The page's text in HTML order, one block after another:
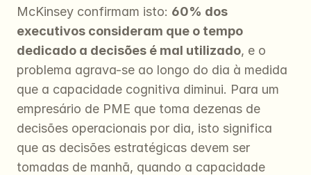
McKinsey confirmam isto: 60% dos
executivos consideram que o tempo
dedicado a decisões é mal utilizado, e o
problema agrava-se ao longo do dia à medida
que a capacidade cognitiva diminui. Para um
empresário de PME que toma dezenas de
decisões operacionais por dia, isto significa
que as decisões estratégicas devem ser
tomadas de manhã, quando a capacidade